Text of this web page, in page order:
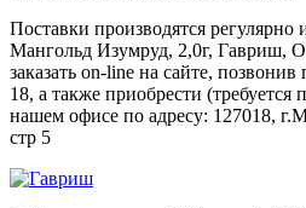
Поставки производятся регулярно
Мангольд Изумруд, 2,0г, Гавриш,
заказать on-line на сайте,
18, а также приобрести (требуется
нашем офисе по адресу: 127018,
стр 5